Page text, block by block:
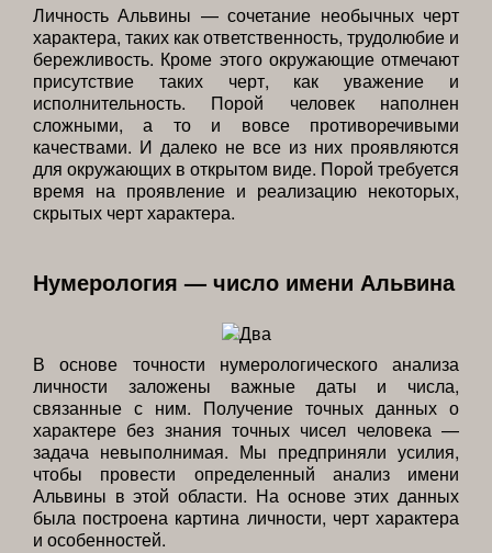
Личность Альвины — сочетание необычных черт
характера, таких как ответственность, трудолюбие и
бережливость. Кроме этого окружающие отмечают
присутствие таких черт, как уважение и
исполнительность. Порой человек наполнен
сложными, а то и вовсе противоречивыми
качествами. И далеко не все из них проявляются
для окружающих в открытом виде. Порой требуется
время на проявление и реализацию некоторых,
скрытых черт характера.
Нумерология — число имени Альвина
В основе точности нумерологического анализа
личности заложены важные даты и числа,
связанные с ним. Получение точных данных о
характере без знания точных чисел человека —
задача невыполнимая. Мы предприняли усилия,
чтобы провести определенный анализ имени
Альвины в этой области. На основе этих данных
была построена картина личности, черт характера
и особенностей.